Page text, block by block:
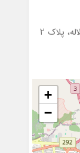
پلاک 2
+
−